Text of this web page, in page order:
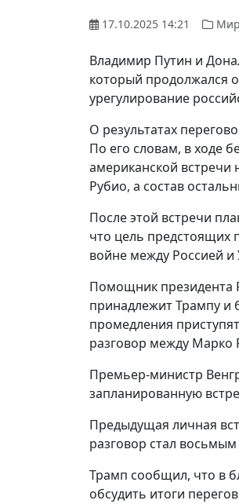
17.10.2025 14:21 Мир
Владимир Путин и
который продолжался
урегулирование
О результатах
По его словам, в ходе
американской встречи
Рубио, а состав
После этой встречи
что цель предстоящих
войне между Россией
Помощник президента
принадлежит Трампу и
промедления
разговор между Марко
Премьер-министр
запланированную
Предыдущая личная
разговор стал восьмым
Трамп сообщил, что в
обсудить итоги